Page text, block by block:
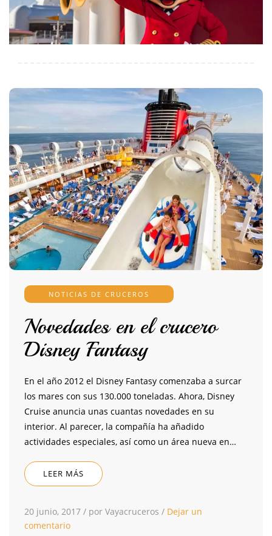
NOTICIAS DE CRUCEROS
Novedades en el crucero
Disney Fantasy
En el año 2012 el Disney Fantasy comenzaba a surcar
los mares con sus 130.000 toneladas. Ahora, Disney
Cruise anuncia unas cuantas novedades en su
interior. Al parecer, la compañía ha añadido
actividades especiales, así como un área nueva en…
LEER MÁS
20 junio, 2017 / por Vayacruceros / Dejar un
comentario